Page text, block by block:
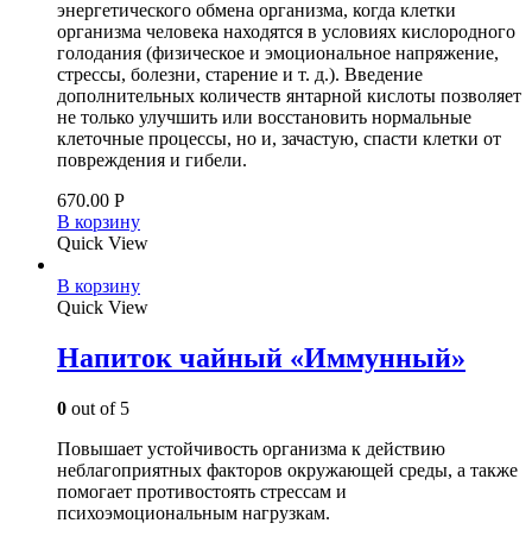
энергетического обмена организма, когда клетки
организма человека находятся в условиях кислородного
голодания (физическое и эмоциональное напряжение,
стрессы, болезни, старение и т. д.). Введение
дополнительных количеств янтарной кислоты позволяет
не только улучшить или восстановить нормальные
клеточные процессы, но и, зачастую, спасти клетки от
повреждения и гибели.
670.00 Р
В корзину
Quick View
В корзину
Quick View
Напиток чайный «Иммунный»
0 out of 5
Повышает устойчивость организма к действию
неблагоприятных факторов окружающей среды, а также
помогает противостоять стрессам и
психоэмоциональным нагрузкам.